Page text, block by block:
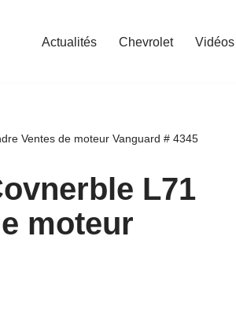
Actualités Chevrolet Vidéos
Ventes de moteur Vanguard # 4345
L71
moteur